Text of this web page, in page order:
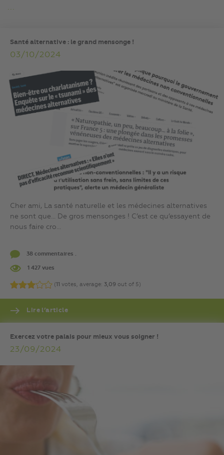
...
Santé alternative : le grand mensonge !
03/10/2024
Cher ami, La santé naturelle et les médecines alternatives
ne sont que… De gros mensonges ! C’est ce qu’essayent de
nous faire cro...
38 commentaires .
1 427 vues
(11 votes, average: 3,09 out of 5)
Lire l’article
Exercez votre palais pour mieux vous soigner !
23/09/2024